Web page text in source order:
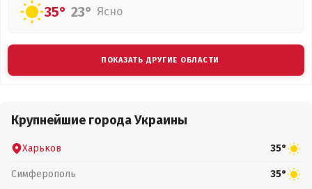
35° 23° Ясно
ПОКАЗАТЬ ДРУГИЕ ОБЛАСТИ
Крупнейшие города Украины
Харьков 35°
Симферополь 35°